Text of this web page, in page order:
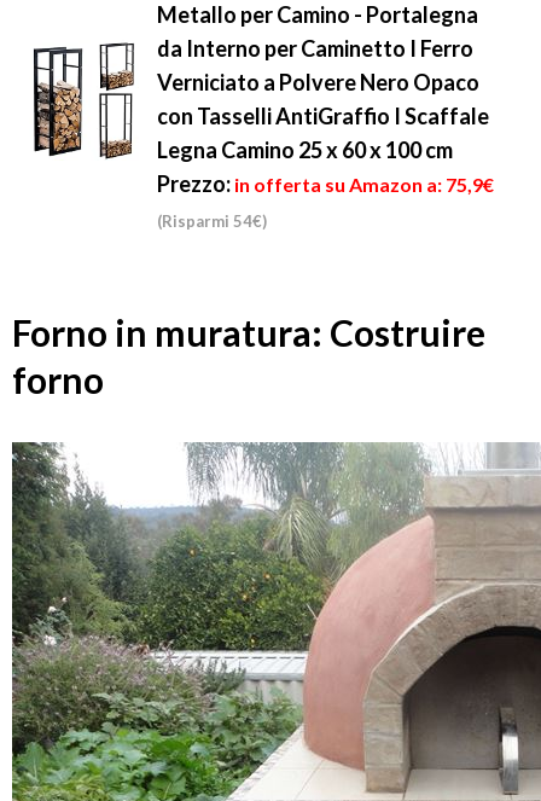
Metallo per Camino - Portalegna
da Interno per Caminetto I Ferro
Verniciato a Polvere Nero Opaco
con Tasselli AntiGraffio I Scaffale
Legna Camino 25 x 60 x 100 cm
Prezzo: in offerta su Amazon a: 75,9€
(Risparmi 54€)
Forno in muratura: Costruire
forno